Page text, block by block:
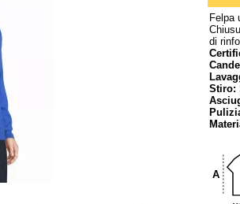
Felpa
di
Stiro:
A